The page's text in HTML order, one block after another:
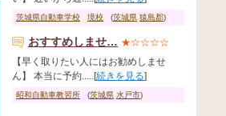
茨城県自動車学校 境校 (茨城県 猿島郡)
おすすめしませ… ★☆☆☆☆
【早く取りたい人にはお勧めしませ
ん】 本当に予約.....[続きを見る]
昭和自動車教習所 (茨城県 水戸市)